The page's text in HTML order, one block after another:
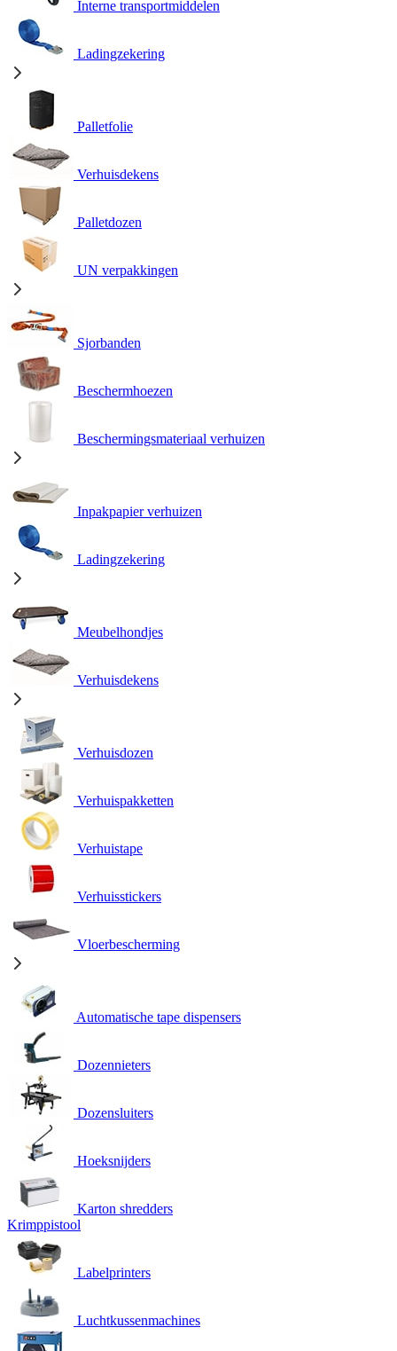
Interne transportmiddelen
Ladingzekering
Palletfolie
Verhuisdekens
Palletdozen
UN verpakkingen
Sjorbanden
Beschermhoezen
Beschermingsmateriaal verhuizen
Inpakpapier verhuizen
Ladingzekering
Meubelhondjes
Verhuisdekens
Verhuisdozen
Verhuispakketten
Verhuistape
Verhuisstickers
Vloerbescherming
Automatische tape dispensers
Dozennieters
Dozensluiters
Hoeksnijders
Karton shredders
Krimppistool
Labelprinters
Luchtkussenmachines